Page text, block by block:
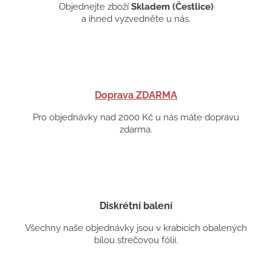
Objednejte zboží Skladem (Čestlice)
a ihned vyzvedněte u nás.
Doprava ZDARMA
Pro objednávky nad 2000 Kč u nás máte dopravu
zdarma.
Diskrétní balení
Všechny naše objednávky jsou v krabicích obalených
bílou strečovou fólií.